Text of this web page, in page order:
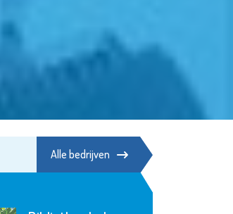
Alle bedrijven